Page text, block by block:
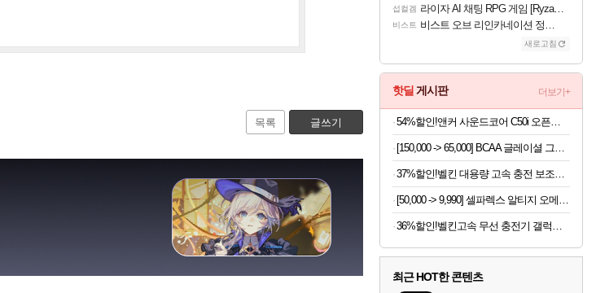
목록 글쓰기
섭컬겜 라이자 AI 채팅 RPG 게임 [RyzaChat: AI] 공개
비스트 비스트 오브 리인카네이션 정보/공략글 모음
새로고침
핫딜 게시판 더보기+
36%할인!벨킨고속 무선 충전기 갤럭시S26 아이폰17 호환
최근 HOT한 콘텐츠